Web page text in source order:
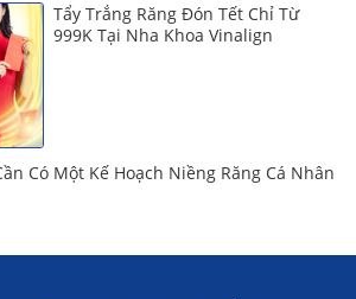
Tẩy Trắng Răng Đón Tết Chỉ Từ
999K Tại Nha Khoa Vinalign
Có Một Kế Hoạch Niềng Răng Cá Nhân